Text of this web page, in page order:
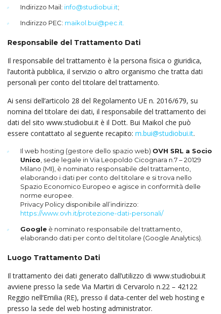
Indirizzo Mail: info@studiobui.it;
Indirizzo PEC: maikol.bui@pec.it.
Responsabile del Trattamento Dati
Il responsabile del trattamento è la persona fisica o giuridica,
l’autorità pubblica, il servizio o altro organismo che tratta dati
personali per conto del titolare del trattamento.
Ai sensi dell’articolo 28 del Regolamento UE n. 2016/679, su
nomina del titolare dei dati, il responsabile del trattamento dei
dati del sito www.studiobui.it è il Dott. Bui Maikol che può
essere contattato al seguente recapito: m.bui@studiobui.it.
Il web hosting (gestore dello spazio web) OVH SRL a Socio
Unico , sede legale in Via Leopoldo Cicognara n.7 – 20129
Milano (MI), è nominato responsabile del trattamento,
elaborando i dati per conto del titolare e si trova nello
Spazio Economico Europeo e agisce in conformità delle
norme europee.
Privacy Policy disponibile all’indirizzo:
https://www.ovh.it/protezione-dati-personali/
Google è nominato responsabile del trattamento,
elaborando dati per conto del titolare (Google Analytics).
Luogo Trattamento Dati
Il trattamento dei dati generato dall’utilizzo di www.studiobui.it
avviene presso la sede Via Martiri di Cervarolo n.22 – 42122
Reggio nell’Emilia (RE), presso il data-center del web hosting e
presso la sede del web hosting administrator.